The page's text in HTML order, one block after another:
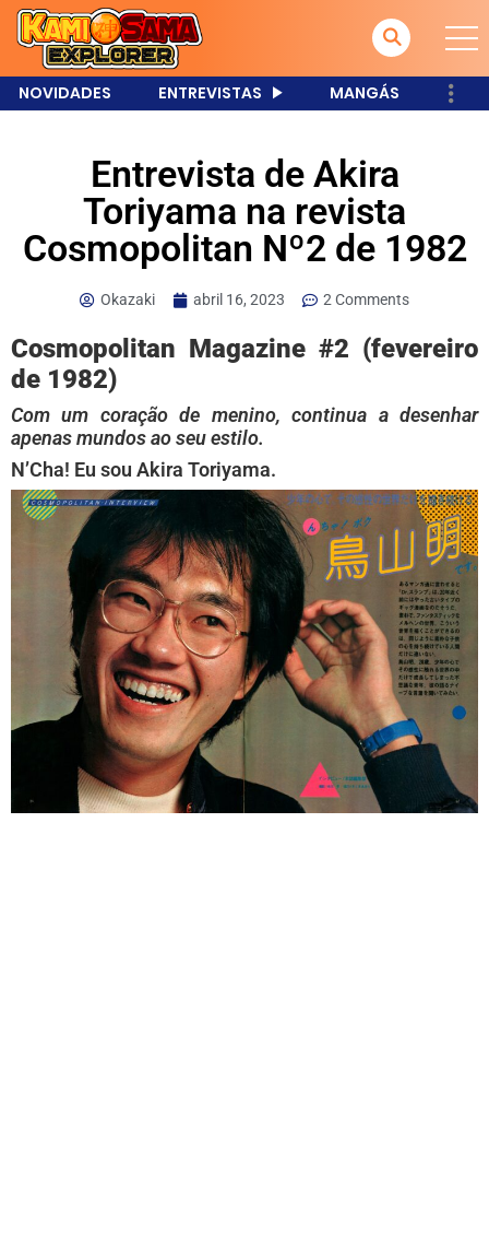
NOVIDADES ENTREVISTAS MANGÁS
Entrevista de Akira
Toriyama na revista
Cosmopolitan Nº2 de 1982
Okazaki abril 16, 2023 2 Comments
Cosmopolitan Magazine #2 (fevereiro
de 1982)
Com um coração de menino, continua a desenhar
apenas mundos ao seu estilo.
N’Cha! Eu sou Akira Toriyama.